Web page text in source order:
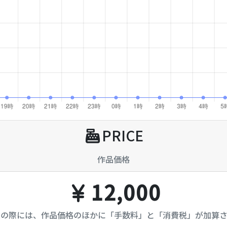
PRICE
作品価格
12,000
際には、作品価格のほかに「手数料」と「消費税」が加算